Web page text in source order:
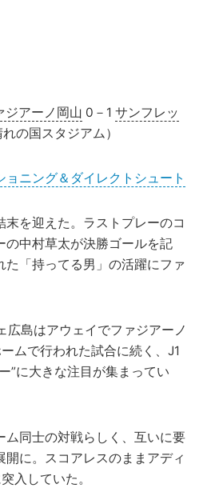
ジアーノ岡山 0－1 サンフレッ
れの国スタジアム）
ョニング＆ダイレクトシュート
を迎えた。ラストプレーのコ
の中村草太が決勝ゴールを記
「持ってる男」の活躍にファ
島はアウェイでファジアーノ
ムで行われた試合に続く、J1
”に大きな注目が集まってい
同士の対戦らしく、互いに要
に。スコアレスのままアディ
入していた。